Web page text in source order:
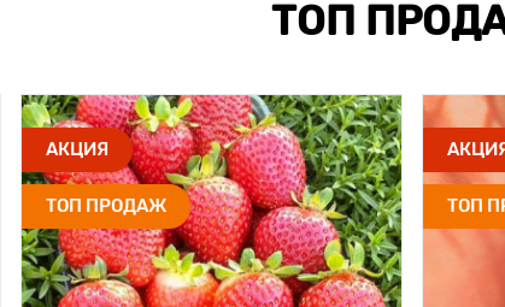
ТОП
АКЦИЯ
ТОП ПРОДАЖ
АКЦИЯ
ТОП